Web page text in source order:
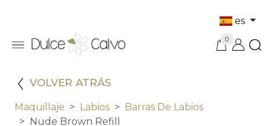
es
0
VOLVER ATRÁS
Maquillaje Labios
Barras De Labios
Nude Brown Refill